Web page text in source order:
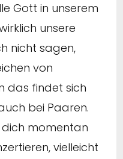
Gott in unserem
unsere
nicht sagen,
von
das findet sich
bei Paaren.
dich momentan
vielleicht